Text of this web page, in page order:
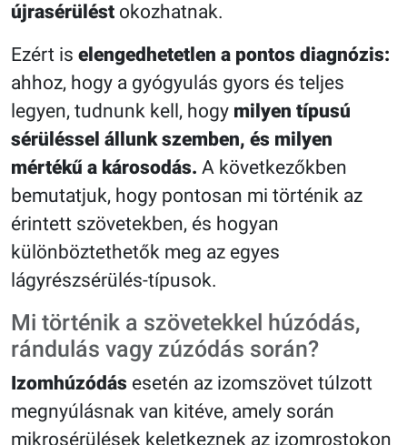
újrasérülést okozhatnak.
Ezért is elengedhetetlen a pontos diagnózis:
ahhoz, hogy a gyógyulás gyors és teljes
legyen, tudnunk kell, hogy milyen típusú
sérüléssel állunk szemben, és milyen
mértékű a károsodás. A következőkben
bemutatjuk, hogy pontosan mi történik az
érintett szövetekben, és hogyan
különböztethetők meg az egyes
lágyrészsérülés-típusok.
Mi történik a szövetekkel húzódás,
rándulás vagy zúzódás során?
Izomhúzódás esetén az izomszövet túlzott
megnyúlásnak van kitéve, amely során
mikrosérülések keletkeznek az izomrostokon